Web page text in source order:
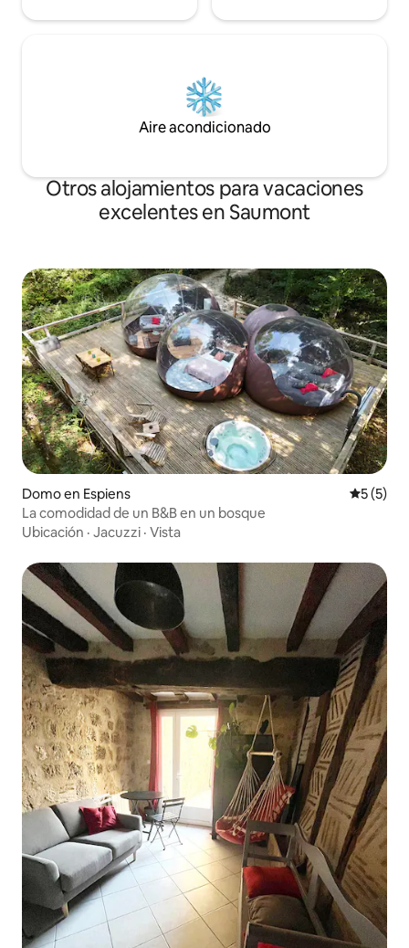
Aire acondicionado
Otros alojamientos para vacaciones
excelentes en Saumont
Domo en Espiens
5 (5)
La comodidad de un B&B en un bosque
Ubicación · Jacuzzi · Vista